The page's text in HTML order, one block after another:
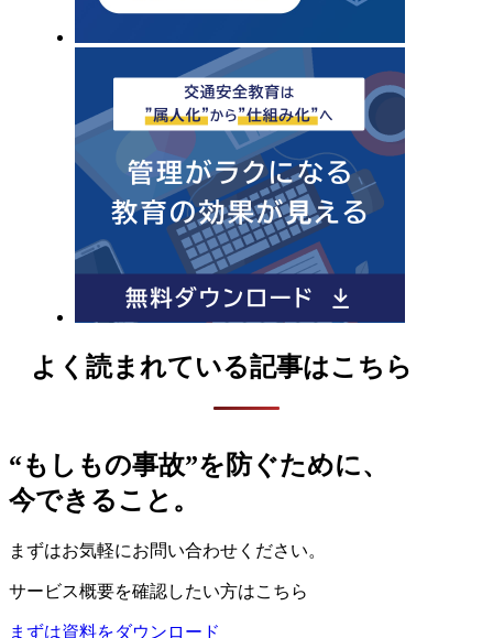
よく読まれている記事はこちら
“もしもの事故”を防ぐために、
今できること。
まずはお気軽にお問い合わせください。
サービス概要を確認したい方はこちら
まずは資料をダウンロード